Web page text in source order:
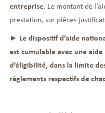
entreprise. Le montant de
prestation, sur pièces
► Le dispositif d’aide
est cumulable avec une
d’éligibilité, dans la limite
règlements respectifs de